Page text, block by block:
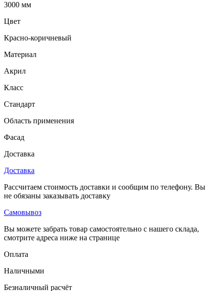
3000 мм
Цвет
Красно-коричневый
Материал
Акрил
Класс
Стандарт
Область применения
Фасад
Доставка
Доставка
Рассчитаем стоимость доставки и сообщим по телефону. Вы
не обязаны заказывать доставку
Самовывоз
Вы можете забрать товар самостоятельно с нашего склада,
смотрите адреса ниже на странице
Оплата
Наличными
Безналичный расчёт